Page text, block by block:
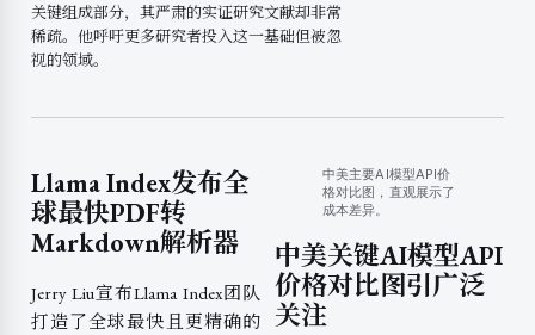
关键组成部分，其严肃的实证研究文献却非常
稀疏。他呼吁更多研究者投入这一基础但被忽
视的领域。
Llama Index发布全
球最快PDF转
Markdown解析器
Jerry Liu宣布Llama Index团队
打造了全球最快且更精确的
中美主要AI模型API价
格对比图，直观展示了
成本差异。
中美关键AI模型API
价格对比图引广泛
关注